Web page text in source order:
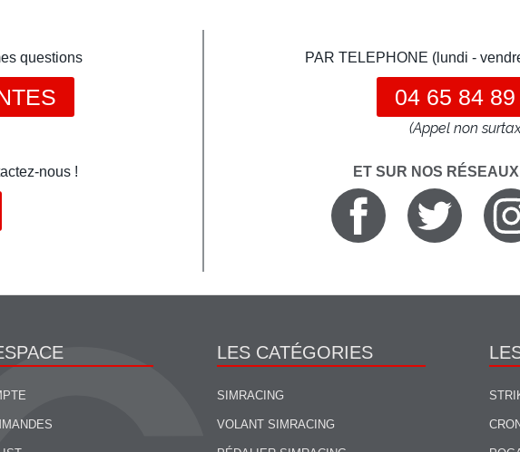
questions
nous !
PAR TELEPHONE (lundi -
04 65 84 89
(Appel non
ET SUR NOS
LES CATÉGORIES
SIMRACING
VOLANT SIMRACING